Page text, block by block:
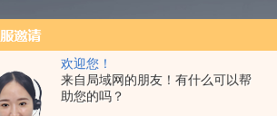
欢迎您！
来自局域网的朋友！有什么可以帮
助您的吗？
DHG-9140B（140升）电热恒温鼓风干燥